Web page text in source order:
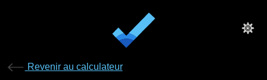
Revenir au calculateur